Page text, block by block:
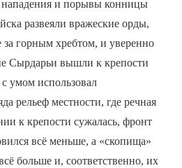
и порывы конницы
развеяли вражеские орды,
горным хребтом, и уверенно
Сырдарьи вышли к крепости
умом использовал
рельеф местности, где речная
к крепости сужалась, фронт
всё меньше, а «скопища»
больше и, соответственно, их